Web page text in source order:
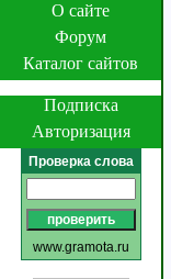
О сайте
Форум
Каталог сайтов
Подписка
Авторизация
Проверка слова
www.gramota.ru